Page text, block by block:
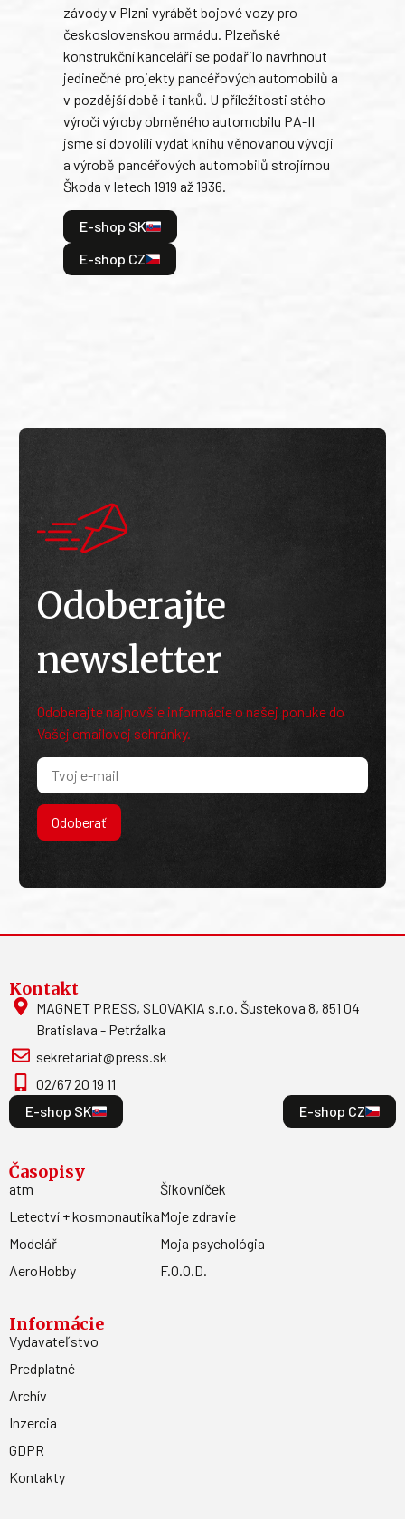
závody v Plzni vyrábět bojové vozy pro
československou armádu. Plzeňské
konstrukční kanceláři se podařilo navrhnout
jedinečné projekty pancéřových automobilů a
v pozdější době i tanků. U příležitosti stého
výročí výroby obrněného automobilu PA-II
jsme si dovolili vydat knihu věnovanou vývoji
a výrobě pancéřových automobilů strojírnou
Škoda v letech 1919 až 1936.
E-shop SK
E-shop CZ
Odoberajte
newsletter
Odoberajte najnovšie informácie o našej ponuke do
Vašej emailovej schránky.
Odoberať
Kontakt
MAGNET PRESS, SLOVAKIA s.r.o. Šustekova 8, 851 04
Bratislava - Petržalka
sekretariat@press.sk
02/67 20 19 11
E-shop SK
E-shop CZ
Časopisy
atm
Letectví + kosmonautika
Modelář
AeroHobby
Šikovníček
Moje zdravie
Moja psychológia
F.O.O.D.
Informácie
Vydavateľstvo
Predplatné
Archív
Inzercia
GDPR
Kontakty